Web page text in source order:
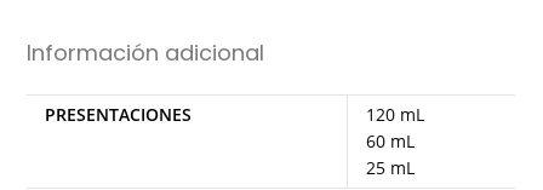
Información adicional
PRESENTACIONES
120 mL
60 mL
25 mL